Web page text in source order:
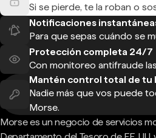
Si se pierde, te la roban o
Notificaciones
Para que sepas cuándo se
Protección completa 24/7
Con monitoreo antifraude
Mantén control total de tu
Nadie más que vos puede
Morse.
Morse es un negocio de servicios